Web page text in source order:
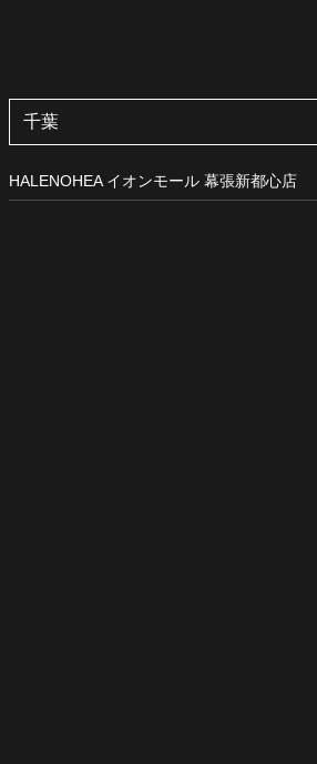
千葉
HALENOHEA イオンモール 幕張新都心店